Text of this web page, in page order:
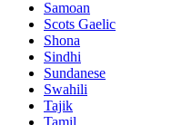
Samoan
Scots Gaelic
Shona
Sindhi
Sundanese
Swahili
Tajik